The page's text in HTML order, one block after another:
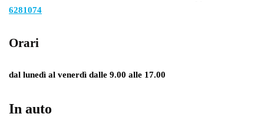
6281074
Orari
dal lunedì al venerdì dalle 9.00 alle 17.00
In auto